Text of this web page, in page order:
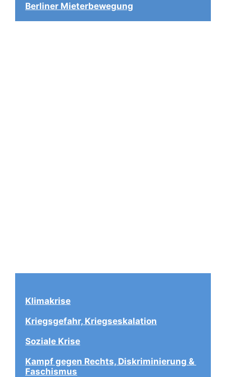
Berliner Mieterbewegung
Klimakrise
Kriegsgefahr, Kriegseskalation
Soziale Krise
Kampf gegen Rechts, Diskriminierung &
Faschismus